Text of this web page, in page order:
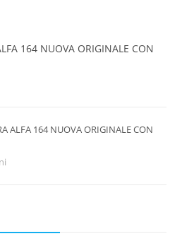
164 NUOVA ORIGINALE CON
ALFA 164 NUOVA ORIGINALE CON